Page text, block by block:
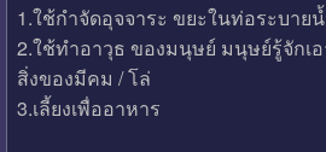
1.ใช้กำจัดอุจจาระ ขยะในท่อระบาย
2.ใช้ทำอาวุธ ของมนุษย์ มนุษย์รู้จักเ
สิ่งของมีคม / โล่
3.เลี้ยงเพื่ออาหาร